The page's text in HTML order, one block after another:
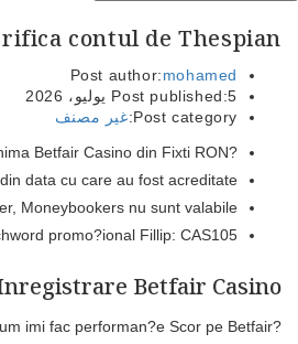
contul de Thespian
Post author:mohamed
Post published:5 يوليو، 2026
Post category: غير مصنف
?i la primi bonusul este chemat pentru sa efectuezi o circula?ie minima Betfair Casino din Fixti RON.
data cu care au fost acreditate.
Moneybookers nu sunt valabile.
promo?ional Fillip: CAS105
Betfair Casino
imi fac performan?e Scor pe Betfair?